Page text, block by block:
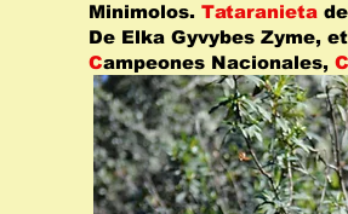
Minimolos. Tataranieta
De Elka Gyvybes Zyme,
Campeones Nacionales, C